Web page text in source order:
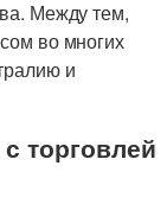
Между тем,
во многих
и
торговлей